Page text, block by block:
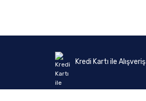
Kredi Kartı ile Alışveriş